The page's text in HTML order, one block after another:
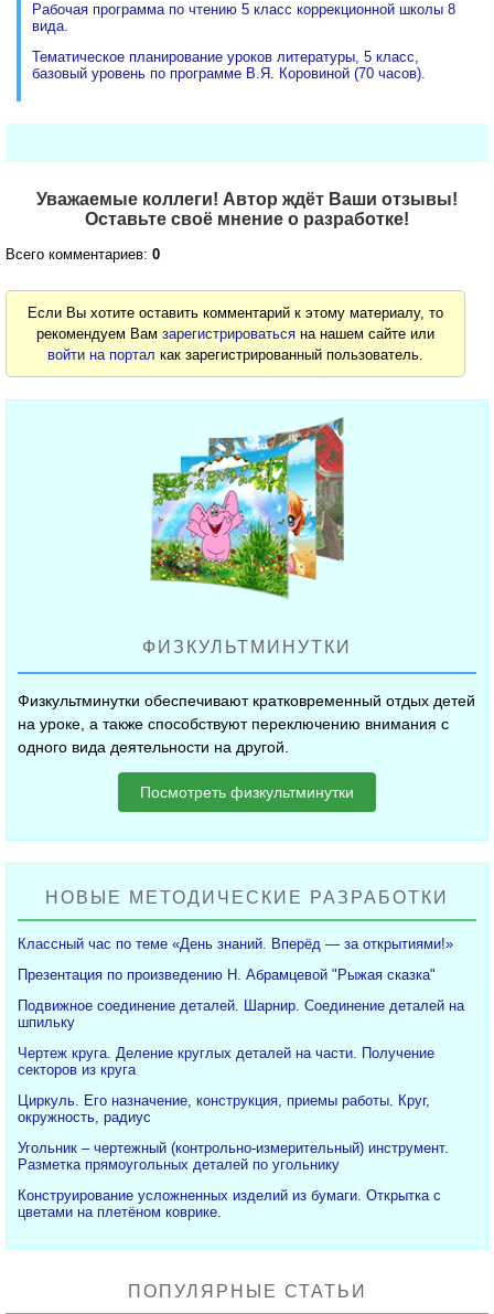
Рабочая программа по чтению 5 класс коррекционной школы 8
вида.
Тематическое планирование уроков литературы, 5 класс,
базовый уровень по программе В.Я. Коровиной (70 часов).
Уважаемые коллеги! Автор ждёт Ваши отзывы!
Оставьте своё мнение о разработке!
Всего комментариев: 0
Если Вы хотите оставить комментарий к этому материалу, то
рекомендуем Вамзарегистрироваться на нашем сайте или
войти на портал как зарегистрированный пользователь.
ФИЗКУЛЬТМИНУТКИ
Физкультминутки обеспечивают кратковременный отдых детей
на уроке, а также способствуют переключению внимания с
одного вида деятельности на другой.
Посмотреть физкультминутки
НОВЫЕ МЕТОДИЧЕСКИЕ РАЗРАБОТКИ
Классный час по теме «День знаний. Вперёд — за открытиями!»
Презентация по произведению Н. Абрамцевой "Рыжая сказка"
Подвижное соединение деталей. Шарнир. Соединение деталей на
шпильку
Чертеж круга. Деление круглых деталей на части. Получение
секторов из круга
Циркуль. Его назначение, конструкция, приемы работы. Круг,
окружность, радиус
Угольник – чертежный (контрольно-измерительный) инструмент.
Разметка прямоугольных деталей по угольнику
Конструирование усложненных изделий из бумаги. Открытка с
цветами на плетёном коврике.
ПОПУЛЯРНЫЕ СТАТЬИ